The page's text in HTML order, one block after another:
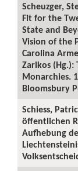
Scheuzger,
Fit for the
State and
Vision of the
Carolina
Zarikos
Monarchies.
Bloomsbury
Schiess,
öffentlichen
Aufhebung